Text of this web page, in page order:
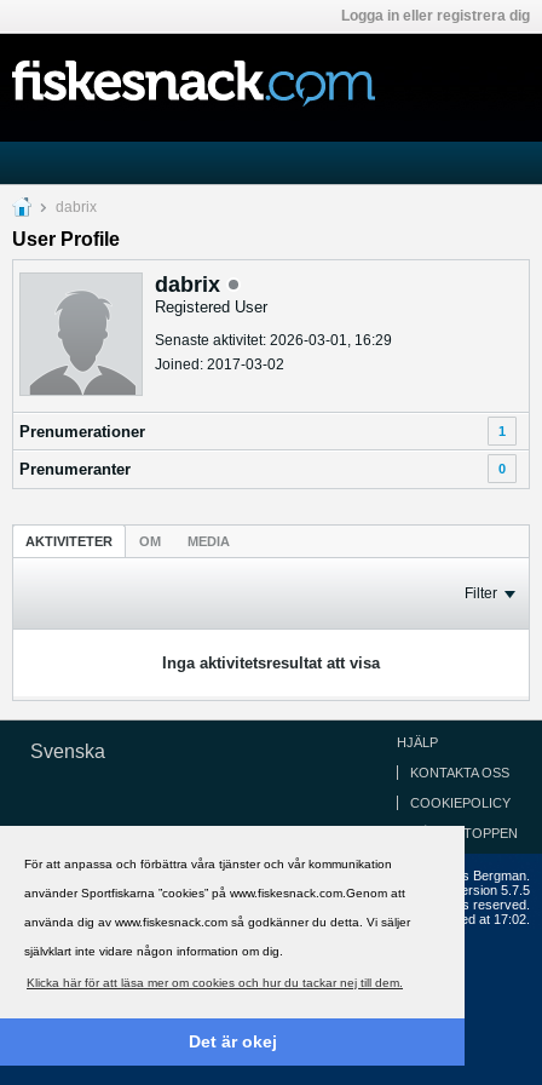
För att anpassa och förbättra våra tjänster och vår kommunikation
använder Sportfiskarna ”cookies” på www.fiskesnack.com.Genom att
använda dig av www.fiskesnack.com så godkänner du detta. Vi säljer
självklart inte vidare någon information om dig.
Klicka här för att läsa mer om cookies och hur du tackar nej till dem.
Det är okej
Logga in eller registrera dig
dabrix
User Profile
dabrix
Registered User
Senaste aktivitet: 2026-03-01, 16:29
Joined: 2017-03-02
Prenumerationer 1
Prenumeranter 0
AKTIVITETER OM MEDIA
Filter
Inga aktivitetsresultat att visa
Svenska HJÄLP
KONTAKTA OSS
COOKIEPOLICY
GÅ TILL TOPPEN
Copyright ©2002 - 2021, FiskeSnack.com. Grundad 2002 av Anders Bergman.
Powered byvBulletin®
Version 5.7.5
Copyright © 2026 MH Sub I, LLC dba vBulletin. All rights reserved.
All times are GMT+1. This page was generated at 17:02.